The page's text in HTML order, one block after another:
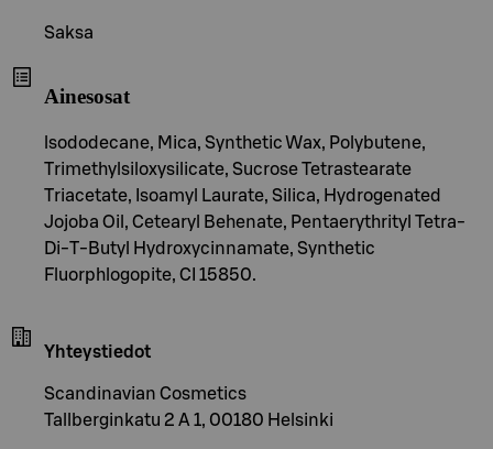
Saksa
Ainesosat
lsododecane, Mica, Synthetic Wax, Polybutene,
Trimethylsiloxysilicate, Sucrose Tetrastearate
Triacetate, Isoamyl Laurate, Silica, Hydrogenated
Jojoba Oil, Cetearyl Behenate, Pentaerythrityl Tetra-
Di-T-Butyl Hydroxycinnamate, Synthetic
Fluorphlogopite, CI 15850.
Yhteystiedot
Scandinavian Cosmetics
Tallberginkatu 2 A 1, 00180 Helsinki